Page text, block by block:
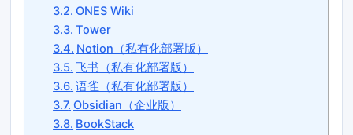
ONES Wiki
Tower
Notion（私有化部署版）
飞书（私有化部署版）
语雀（私有化部署版）
Obsidian（企业版）
BookStack